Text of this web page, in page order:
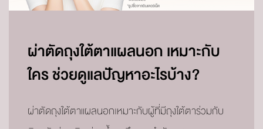
ผ่าตัดถุงใต้ตาแผลนอก เหมาะกับ
ใคร ช่วยดูแลปัญหาอะไรบ้าง?
ผ่าตัดถุงใต้ตาแผลนอกเหมาะกับผู้ที่มีถุงใต้ตาร่วมกับ